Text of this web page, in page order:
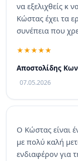
να εξελιχθείς κ
Κώστας έχει τα
συνέπεια που
Αποστολίδης
07.05.2026
Ο Κώστας είναι
με πολύ καλή
ενδιαφέρον για